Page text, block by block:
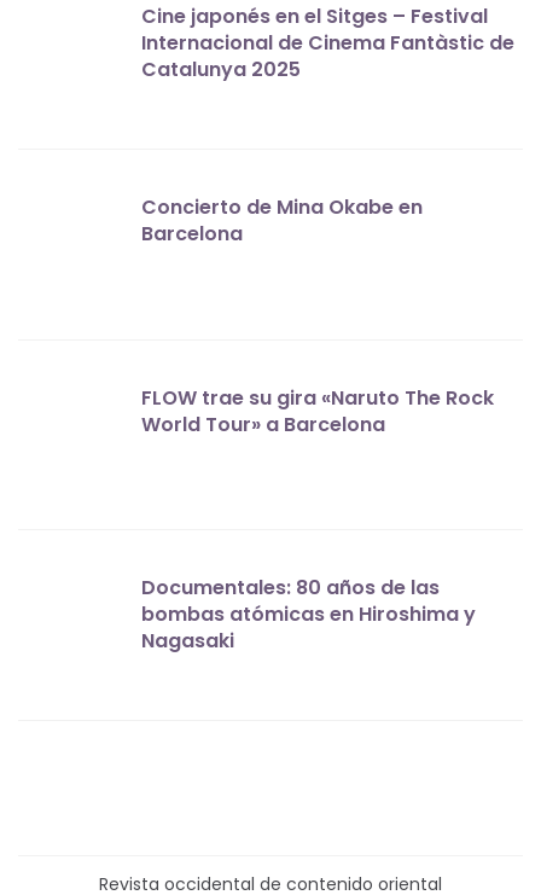
Cine japonés en el Sitges – Festival
Internacional de Cinema Fantàstic de
Catalunya 2025
Concierto de Mina Okabe en
Barcelona
FLOW trae su gira «Naruto The Rock
World Tour» a Barcelona
Documentales: 80 años de las
bombas atómicas en Hiroshima y
Nagasaki
Revista occidental de contenido oriental